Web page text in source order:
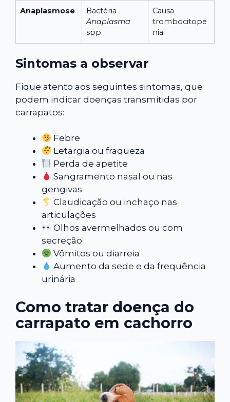
Anaplasmose
Bactéria
Anaplasma
spp.
Causa
trombocitope
nia
Sintomas a observar
Fique atento aos seguintes sintomas, que
podem indicar doenças transmitidas por
carrapatos:
Febre
Letargia ou fraqueza
Perda de apetite
Sangramento nasal ou nas
gengivas
Claudicação ou inchaço nas
articulações
Olhos avermelhados ou com
secreção
Vômitos ou diarreia
Aumento da sede e da frequência
urinária
Como tratar doença do
carrapato em cachorro